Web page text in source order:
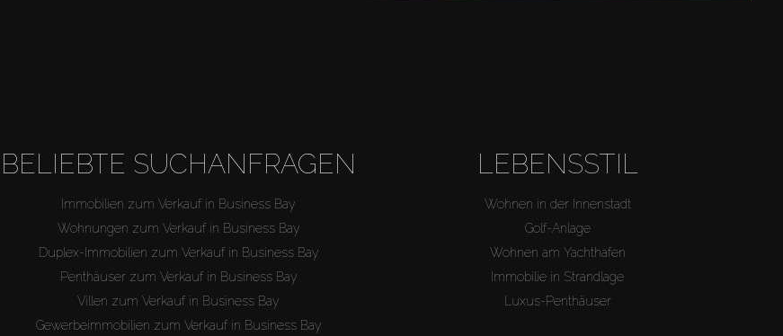
BELIEBTE SUCHANFRAGEN
Immobilien zum Verkauf in Business Bay
Wohnungen zum Verkauf in Business Bay
Duplex-Immobilien zum Verkauf in Business Bay
Penthäuser zum Verkauf in Business Bay
Villen zum Verkauf in Business Bay
Gewerbeimmobilien zum Verkauf in Business Bay
LEBENSSTIL
Wohnen in der Innenstadt
Golf-Anlage
Wohnen am Yachthafen
Immobilie in Strandlage
Luxus-Penthäuser